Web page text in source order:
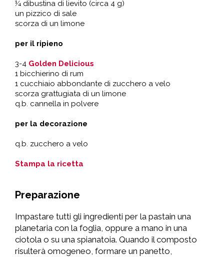
¼ dibustina di lievito (circa 4 g)
un pizzico di sale
scorza di un limone
per il ripieno
3-4 Golden Delicious
1 bicchierino di rum
1 cucchiaio abbondante di zucchero a velo
scorza grattugiata di un limone
q.b. cannella in polvere
per la decorazione
q.b. zucchero a velo
Stampa la ricetta
Preparazione
Impastare tutti gli ingredienti per la pastain una
planetaria con la foglia, oppure a mano in una
ciotola o su una spianatoia. Quando il composto
risulterà omogeneo, formare un panetto,